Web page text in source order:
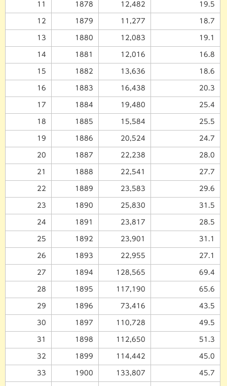
11 1878 12,482 19.5
12 1879 11,277 18.7
13 1880 12,083 19.1
14 1881 12,016 16.8
15 1882 13,636 18.6
16 1883 16,438 20.3
17 1884 19,480 25.4
18 1885 15,584 25.5
19 1886 20,524 24.7
20 1887 22,238 28.0
21 1888 22,541 27.7
22 1889 23,583 29.6
23 1890 25,830 31.5
24 1891 23,817 28.5
25 1892 23,901 31.1
26 1893 22,955 27.1
27 1894 128,565 69.4
28 1895 117,190 65.6
29 1896 73,416 43.5
30 1897 110,728 49.5
31 1898 112,650 51.3
32 1899 114,442 45.0
33 1900 133,807 45.7